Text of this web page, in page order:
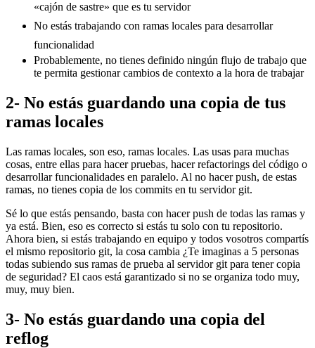
«cajón de sastre» que es tu servidor
No estás trabajando con ramas locales para desarrollar
funcionalidad
Probablemente, no tienes definido ningún flujo de trabajo que
te permita gestionar cambios de contexto a la hora de trabajar
2- No estás guardando una copia de tus
ramas locales
Las ramas locales, son eso, ramas locales. Las usas para muchas
cosas, entre ellas para hacer pruebas, hacer refactorings del código o
desarrollar funcionalidades en paralelo. Al no hacer push, de estas
ramas, no tienes copia de los commits en tu servidor git.
Sé lo que estás pensando, basta con hacer push de todas las ramas y
ya está. Bien, eso es correcto si estás tu solo con tu repositorio.
Ahora bien, si estás trabajando en equipo y todos vosotros compartís
el mismo repositorio git, la cosa cambia ¿Te imaginas a 5 personas
todas subiendo sus ramas de prueba al servidor git para tener copia
de seguridad? El caos está garantizado si no se organiza todo muy,
muy, muy bien.
3- No estás guardando una copia del
reflog